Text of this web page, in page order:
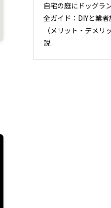
自宅の庭にドッグラ
全ガイド：DIYと業
（メリット・デメリ
説